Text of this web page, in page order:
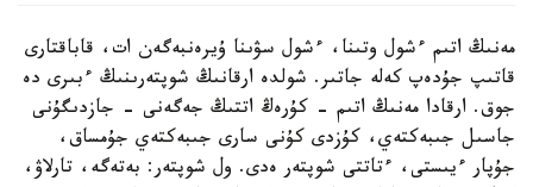
مەنىڭ اتىم ءشول وتىنا، ءشول سۋىنا ۇيرەنبەگەن ات، قاباقتارى
قاتىپ جۇدەپ كەلە جاتىر. شولدە ارقانىڭ شوپتەرىنىڭ ءبىرى دە
جوق. ارقادا مەنىڭ اتىم - كۇرەڭ اتتىڭ جەگەنى - جازدىگۇنى
جاسىل جىبەكتەي، كۇزدى كۇنى سارى جىبەكتەي جۇمساق،
جۇپار ءيىستى، ءتاتتى شوپتەر ەدى. ول شوپتەر: بەتەگە، تارلاۋ،